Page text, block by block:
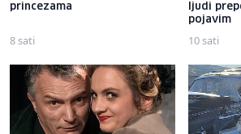
princezama
8 sati
ljudi
pojavim
10 sati